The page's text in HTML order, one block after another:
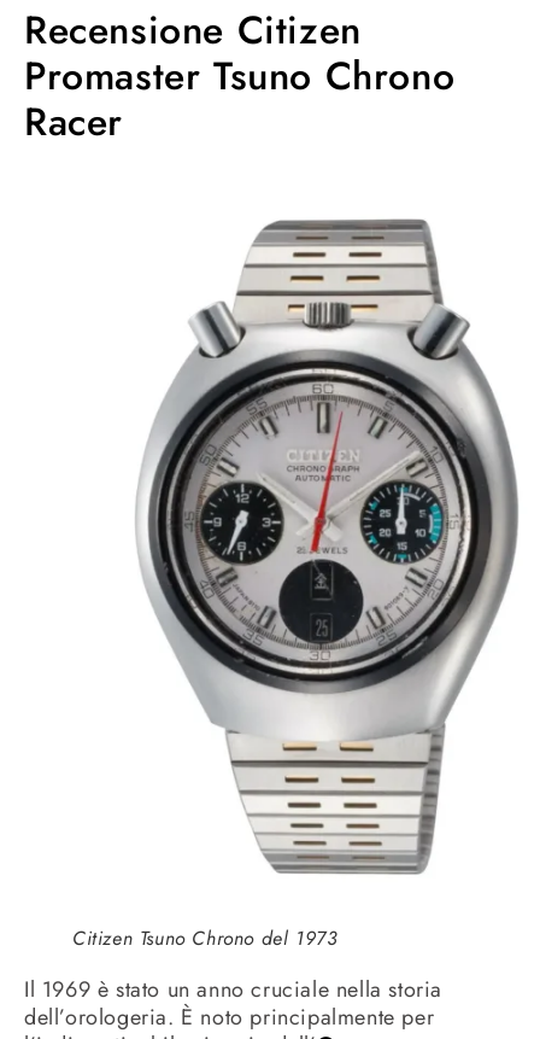
Recensione Citizen
Promaster Tsuno Chrono
Racer
Citizen Tsuno Chrono del 1973
Il 1969 è stato un anno cruciale nella storia
dell’orologeria. È noto principalmente per